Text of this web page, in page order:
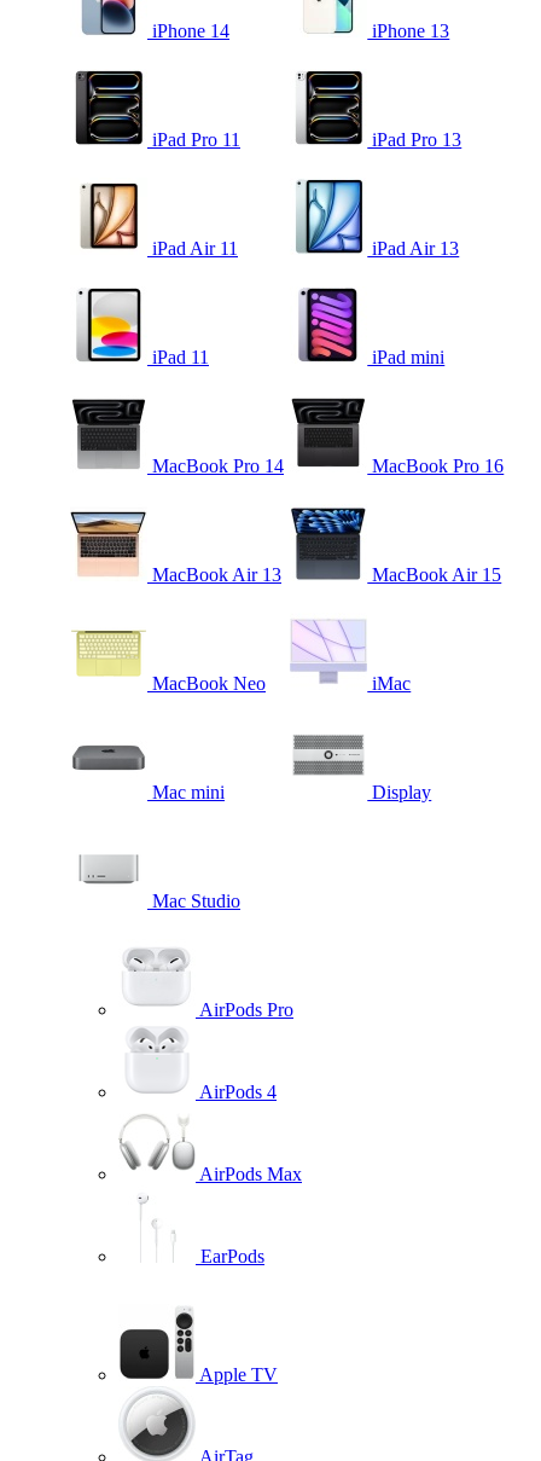
iPhone 14 iPhone 13
iPad Pro 11 iPad Pro 13
iPad Air 11 iPad Air 13
iPad 11 iPad mini
MacBook Pro 14 MacBook Pro 16
MacBook Air 13 MacBook Air 15
MacBook Neo iMac
Mac mini Display
Mac Studio
AirPods Pro
AirPods 4
AirPods Max
EarPods
Apple TV